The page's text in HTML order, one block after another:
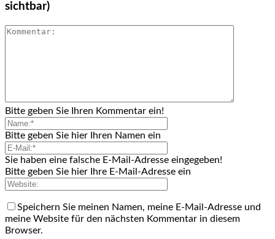
sichtbar)
Bitte geben Sie Ihren Kommentar ein!
Bitte geben Sie hier Ihren Namen ein
Sie haben eine falsche E-Mail-Adresse eingegeben!
Bitte geben Sie hier Ihre E-Mail-Adresse ein
Speichern Sie meinen Namen, meine E-Mail-Adresse und
meine Website für den nächsten Kommentar in diesem
Browser.